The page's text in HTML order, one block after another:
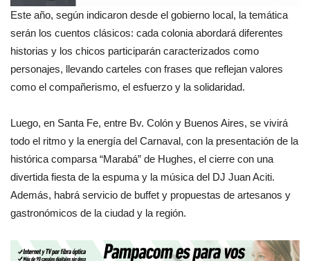
Este año, según indicaron desde el gobierno local, la temática
serán los cuentos clásicos: cada colonia abordará diferentes
historias y los chicos participarán caracterizados como
personajes, llevando carteles con frases que reflejan valores
como el compañerismo, el esfuerzo y la solidaridad.
Luego, en Santa Fe, entre Bv. Colón y Buenos Aires, se vivirá
todo el ritmo y la energía del Carnaval, con la presentación de la
histórica comparsa “Marabá” de Hughes, el cierre con una
divertida fiesta de la espuma y la música del DJ Juan Aciti.
Además, habrá servicio de buffet y propuestas de artesanos y
gastronómicos de la ciudad y la región.